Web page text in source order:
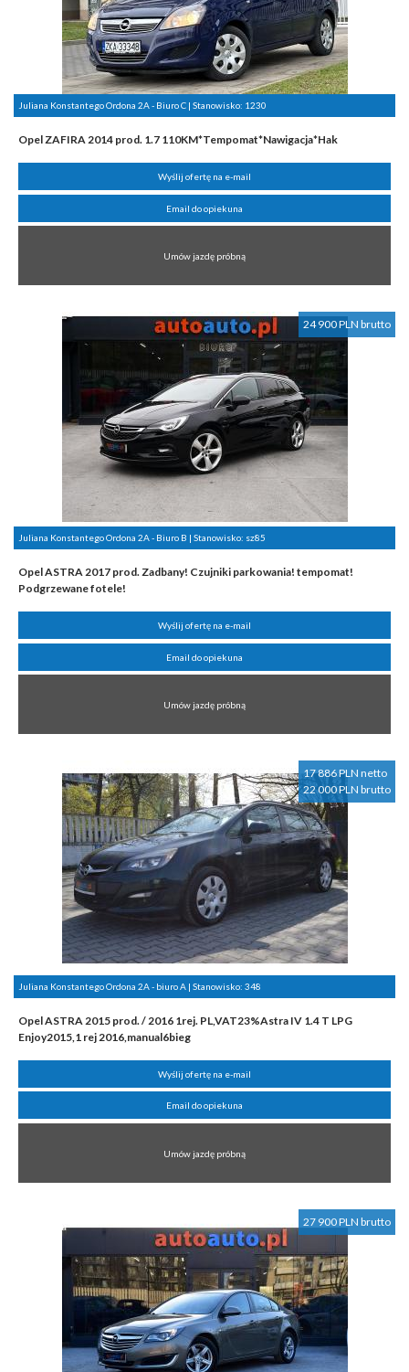
Juliana Konstantego Ordona 2A - Biuro C | Stanowisko: 1230
Opel ZAFIRA 2014 prod. 1.7 110KM*Tempomat*Nawigacja*Hak
Wyślij ofertę na e-mail
Email do opiekuna
Umów jazdę próbną
24 900 PLN brutto
Juliana Konstantego Ordona 2A - Biuro B | Stanowisko: sz85
Opel ASTRA 2017 prod. Zadbany! Czujniki parkowania! tempomat!
Podgrzewane fotele!
Wyślij ofertę na e-mail
Email do opiekuna
Umów jazdę próbną
17 886 PLN netto
22 000 PLN brutto
Juliana Konstantego Ordona 2A - biuro A | Stanowisko: 348
Opel ASTRA 2015 prod. / 2016 1rej. PL,VAT23%Astra IV 1.4 T LPG
Enjoy2015,1 rej 2016,manual6bieg
Wyślij ofertę na e-mail
Email do opiekuna
Umów jazdę próbną
27 900 PLN brutto